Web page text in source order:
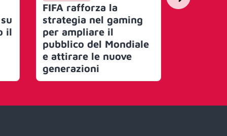
il
FIFA rafforza la
strategia nel gaming
per ampliare il
pubblico del Mondiale
e attirare le nuove
generazioni
Un